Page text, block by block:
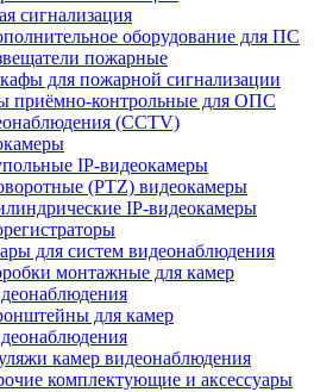
сигнализация
оборудование для ПС
пожарные
для пожарной сигнализации
приёмно-контрольные для ОПС
(CCTV)
IP-видеокамеры
(PTZ) видеокамеры
IP-видеокамеры
для систем видеонаблюдения
монтажные для камер
для камер
камер видеонаблюдения
комплектующие и аксессуары